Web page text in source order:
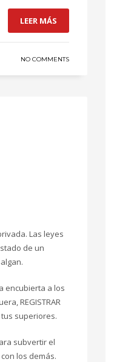
LEER MÁS
NO COMMENTS
Las leyes
de un
encubierta a los
REGISTRAR
superiores.
subvertir el
los demás.